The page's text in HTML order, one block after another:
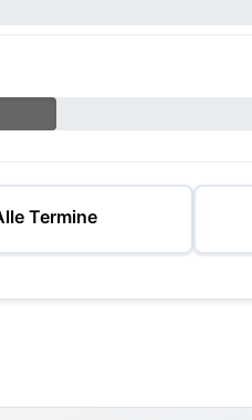
Termine